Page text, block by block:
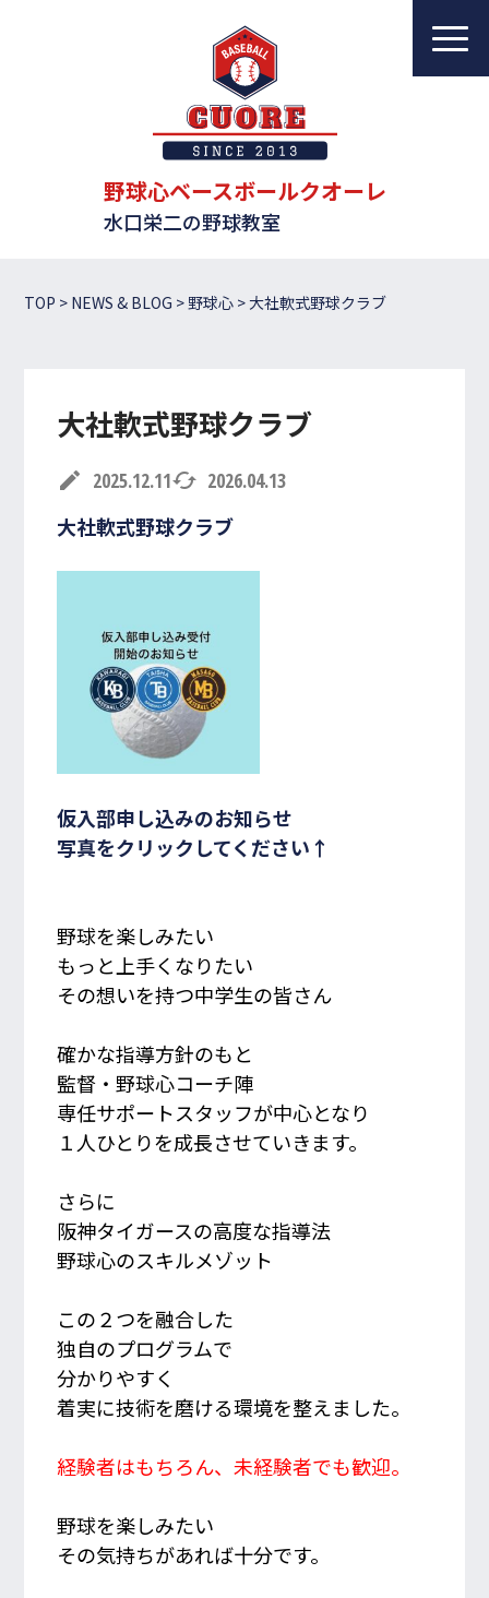
野球心ベースボールクオーレ
水口栄二の野球教室
野球心ベースボールクオーレ
水口栄二の野球教室
レッスンについて
指導者一覧
体験・入会案内
アクセス
お問い合わせ
お申し込み受付中！
受付時間 10:00~20:00
R
TOP > NEWS & BLOG >野球心 >大社軟式野球クラブ
大社軟式野球クラブ
edit 2025.12.11cached 2026.04.13
大社軟式野球クラブ
仮入部申し込みのお知らせ
写真をクリックしてください↑
野球を楽しみたい
もっと上手くなりたい
その想いを持つ中学生の皆さん
確かな指導方針のもと
監督・野球心コーチ陣
専任サポートスタッフが中心となり
１人ひとりを成長させていきます。
さらに
阪神タイガースの高度な指導法
野球心のスキルメゾット
この２つを融合した
独自のプログラムで
分かりやすく
着実に技術を磨ける環境を整えました。
経験者はもちろん、未経験者でも歓迎。
野球を楽しみたい
その気持ちがあれば十分です。